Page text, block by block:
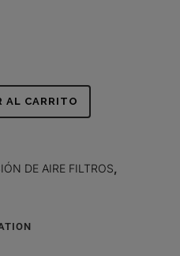
AL CARRITO
DE AIRE FILTROS